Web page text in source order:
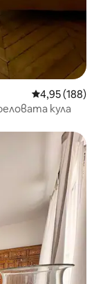
Средна
4,95 (188)
кула